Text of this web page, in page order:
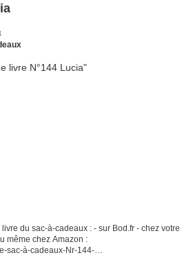
du sac-à-cadeaux : - sur Bod.fr - chez votre
même chez Amazon :
sac-à-cadeaux-Nr-144-